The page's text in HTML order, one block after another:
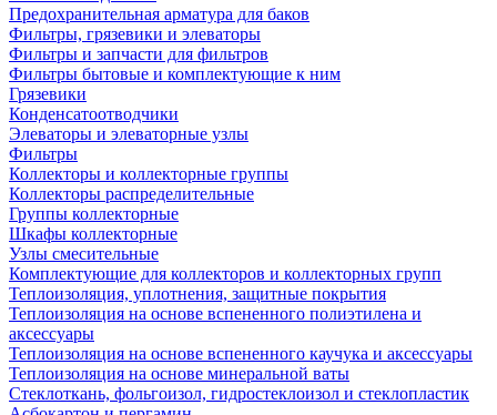
Предохранительная арматура для баков
Фильтры, грязевики и элеваторы
Фильтры и запчасти для фильтров
Фильтры бытовые и комплектующие к ним
Грязевики
Конденсатоотводчики
Элеваторы и элеваторные узлы
Фильтры
Коллекторы и коллекторные группы
Коллекторы распределительные
Группы коллекторные
Шкафы коллекторные
Узлы смесительные
Комплектующие для коллекторов и коллекторных групп
Теплоизоляция, уплотнения, защитные покрытия
Теплоизоляция на основе вспененного полиэтилена и
аксессуары
Теплоизоляция на основе вспененного каучука и аксессуары
Теплоизоляция на основе минеральной ваты
Стеклоткань, фольгоизол, гидростеклоизол и стеклопластик